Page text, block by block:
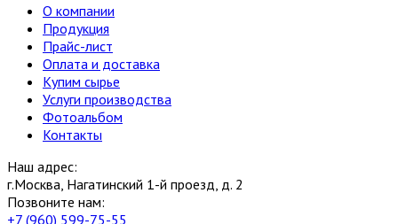
О компании
Продукция
Прайс-лист
Оплата и доставка
Купим сырье
Услуги производства
Фотоальбом
Контакты
Наш адрес:
г.Москва, Нагатинский 1-й проезд, д. 2
Позвоните нам:
+7 (960) 599-75-55